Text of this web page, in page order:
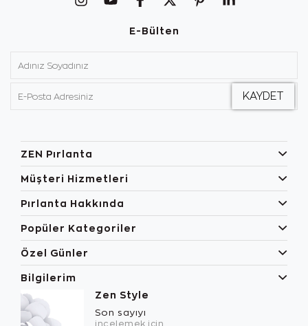
E-Bülten
ZEN Pırlanta
Müşteri Hizmetleri
Pırlanta Hakkında
Popüler Kategoriler
Özel Günler
Bilgilerim
Zen Style
Son sayıyı
incelemek için